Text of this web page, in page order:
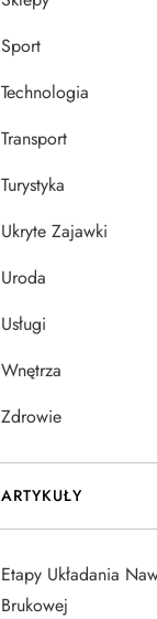
Sport
Technologia
Transport
Turystyka
Ukryte Zajawki
Uroda
Usługi
Wnętrza
Zdrowie
ARTYKUŁY
Etapy Układania
Brukowej